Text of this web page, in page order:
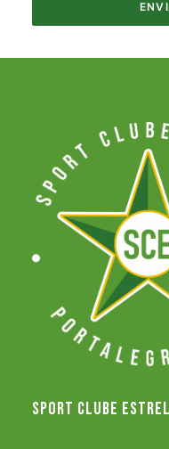
Sport Clube